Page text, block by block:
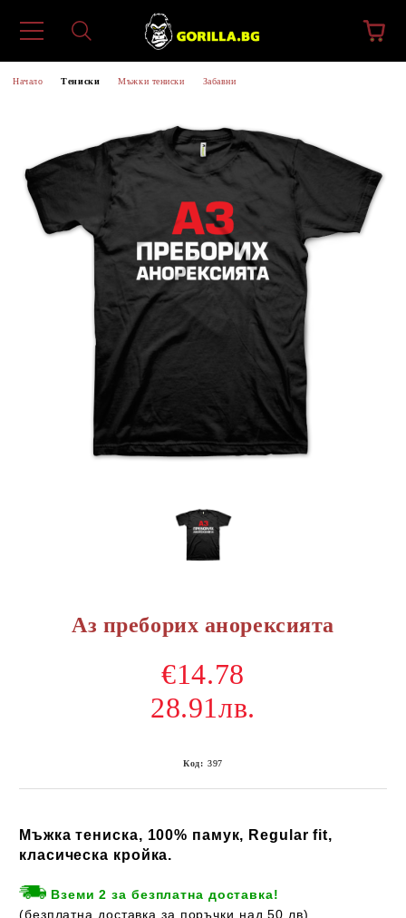
Начало Тениски Мъжки тениски Забавни
Аз преборих анорексията
€14.78
28.91лв.
Код: 397
Мъжка тениска, 100% памук, Regular fit,
класическа кройка.
Вземи 2 за безплатна доставка!
(безплатна доставка за поръчки над 50 лв)